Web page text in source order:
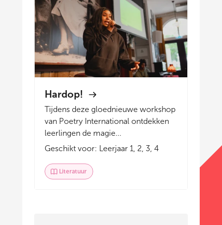
Hardop!
Tijdens deze gloednieuwe workshop
van Poetry International ontdekken
leerlingen de magie...
Geschikt voor: Leerjaar 1, 2, 3, 4
Literatuur